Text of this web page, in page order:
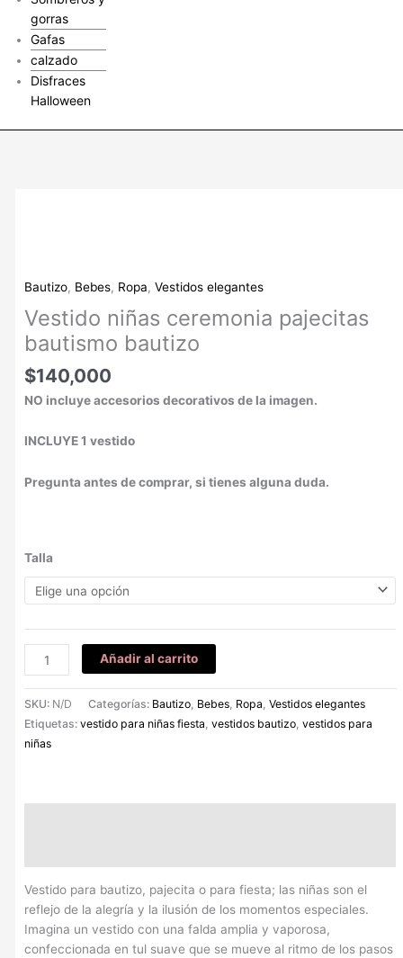
gorras
Gafas
calzado
Disfraces
Halloween
Bautizo, Bebes, Ropa,Vestidos elegantes
Vestido niñas ceremonia pajecitas
bautismo bautizo
$140,000
NO incluye accesorios decorativos de la imagen.
INCLUYE 1 vestido
Pregunta antes de comprar, si tienes alguna duda.
Talla
bautismo
cantidad
Añadir al carrito
SKU: N/D Categorías: Bautizo, Bebes, Ropa,Vestidos elegantes
Etiquetas:vestido para niñas fiesta,vestidos bautizo,vestidos para
niñas
Vestido para bautizo, pajecita o para fiesta; las niñas son el
reflejo de la alegría y la ilusión de los momentos especiales.
Imagina un vestido con una falda amplia y vaporosa,
confeccionada en tul suave que se mueve al ritmo de los pasos